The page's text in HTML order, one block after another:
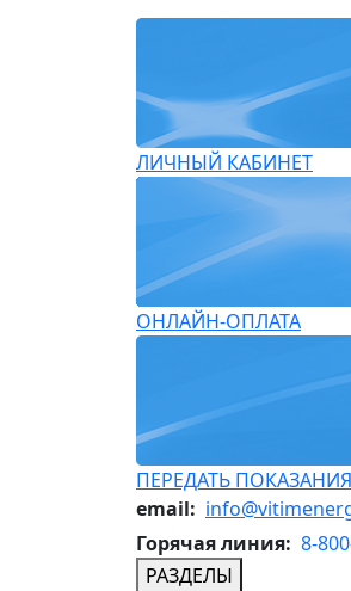
ЛИЧНЫЙ КАБИНЕТ
ОНЛАЙН-ОПЛАТА
ПЕРЕДАТЬ ПОКАЗАНИЯ
email:
Горячая линия: 8-
РАЗДЕЛЫ